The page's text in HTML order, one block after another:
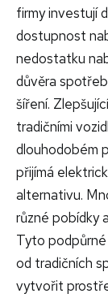
firmy investují
dostupnost
nedostatku
důvěra
šíření.
tradičními
dlouhodobém
přijímá
alternativu.
různé pobídky a
Tyto
od tradičních
vytvořit